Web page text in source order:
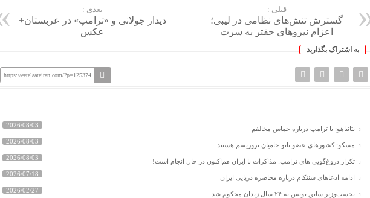
بعدی :
دیدار جولانی و «ترامپ» در عربستان+
عکس
قبلی :
گسترش تنش‌های نظامی در لیبی؛
اعزام نیروهای حفتر به سرت
به اشتراک بگذارید
https://eetelaateiran.com/?p=125374
نتانیاهو: با ترامپ درباره حماس مخالفم 2026/08/03
مسکو: کشورهای عضو ناتو حامیان تروریسم هستند 2026/08/03
تکرار دروغ‌گویی های ترامپ: مذاکرات با ایران هم‌اکنون در حال انجام است! 2026/08/03
ادامه ادعاهای سنتکام درباره محاصره دریایی ایران 2026/07/18
نخست‌وزیر سابق تونس به ۲۴ سال زندان محکوم شد 2026/02/27